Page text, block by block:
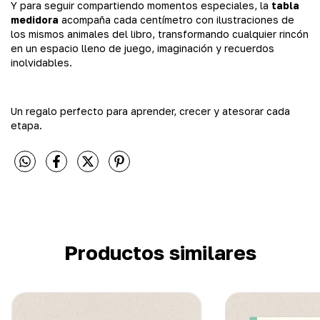
Y para seguir compartiendo momentos especiales, la tabla
medidora acompaña cada centímetro con ilustraciones de
los mismos animales del libro, transformando cualquier rincón
en un espacio lleno de juego, imaginación y recuerdos
inolvidables.
Un regalo perfecto para aprender, crecer y atesorar cada
etapa.
Productos similares